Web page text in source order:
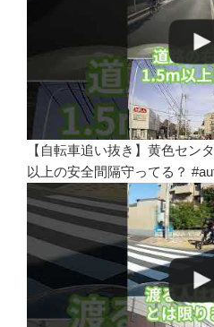
【自転車追い抜き】黄色セン
以上の安全間隔守ってる？